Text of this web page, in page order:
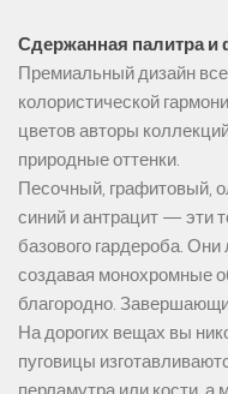
Сдержанная палитра и
Премиальный дизайн
колористической
цветов авторы
природные оттенки.
Песочный, графитовый,
синий и антрацит — эти
базового гардероба.
создавая монохромные
благородно.
На дорогих вещах вы
пуговицы